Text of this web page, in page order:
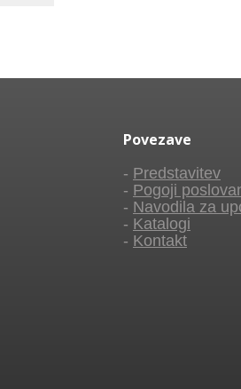
Povezave
- Predstavitev
- Pogoji
- Navodila za
- Katalogi
- Kontakt